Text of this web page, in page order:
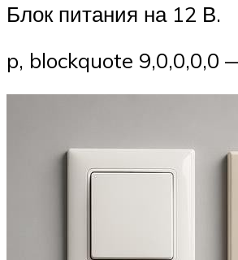
Блок питания на 12 В.
p, blockquote 9,0,0,0,0